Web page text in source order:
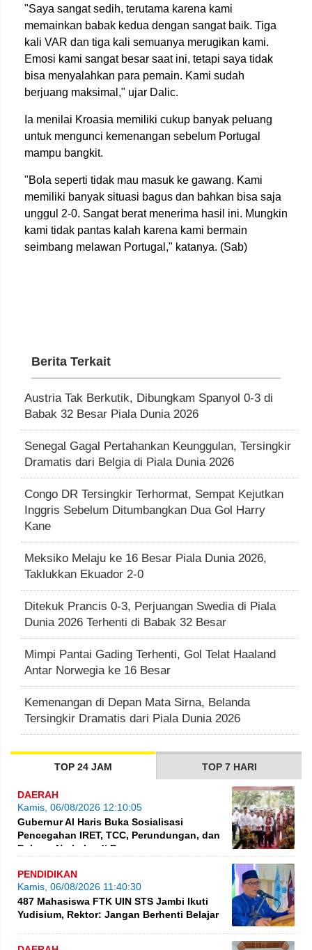
"Saya sangat sedih, terutama karena kami
memainkan babak kedua dengan sangat baik. Tiga
kali VAR dan tiga kali semuanya merugikan kami.
Emosi kami sangat besar saat ini, tetapi saya tidak
bisa menyalahkan para pemain. Kami sudah
berjuang maksimal," ujar Dalic.
Ia menilai Kroasia memiliki cukup banyak peluang
untuk mengunci kemenangan sebelum Portugal
mampu bangkit.
"Bola seperti tidak mau masuk ke gawang. Kami
memiliki banyak situasi bagus dan bahkan bisa saja
unggul 2-0. Sangat berat menerima hasil ini. Mungkin
kami tidak pantas kalah karena kami bermain
seimbang melawan Portugal," katanya. (Sab)
Berita Terkait
Austria Tak Berkutik, Dibungkam Spanyol 0-3 di
Babak 32 Besar Piala Dunia 2026
Senegal Gagal Pertahankan Keunggulan, Tersingkir
Dramatis dari Belgia di Piala Dunia 2026
Congo DR Tersingkir Terhormat, Sempat Kejutkan
Inggris Sebelum Ditumbangkan Dua Gol Harry
Kane
Meksiko Melaju ke 16 Besar Piala Dunia 2026,
Taklukkan Ekuador 2-0
Ditekuk Prancis 0-3, Perjuangan Swedia di Piala
Dunia 2026 Terhenti di Babak 32 Besar
Mimpi Pantai Gading Terhenti, Gol Telat Haaland
Antar Norwegia ke 16 Besar
Kemenangan di Depan Mata Sirna, Belanda
Tersingkir Dramatis dari Piala Dunia 2026
TOP 24 JAM TOP 7 HARI
DAERAH
Kamis, 06/08/2026 12:10:05
Gubernur Al Haris Buka Sosialisasi
Pencegahan IRET, TCC, Perundungan, dan
Bahaya Narkoba di Bungo
PENDIDIKAN
Kamis, 06/08/2026 11:40:30
487 Mahasiswa FTK UIN STS Jambi Ikuti
Yudisium, Rektor: Jangan Berhenti Belajar